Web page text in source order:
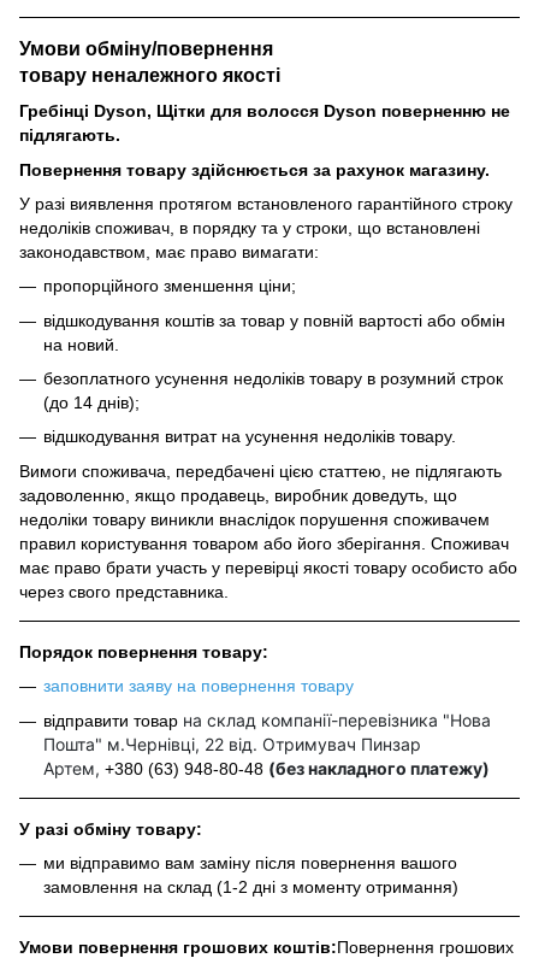
Умови обміну/повернення
товару неналежного якості
Гребінці Dyson, Щітки для волосся Dyson поверненню не
підлягають.
Повернення товару здійснюється за рахунок магазину.
У разі виявлення протягом встановленого гарантійного строку
недоліків споживач, в порядку та у строки, що встановлені
законодавством, має право вимагати:
пропорційного зменшення ціни;
відшкодування коштів за товар у повній вартості або обмін
на новий.
безоплатного усунення недоліків товару в розумний строк
(до 14 днів);
відшкодування витрат на усунення недоліків товару.
Вимоги споживача, передбачені цією статтею, не підлягають
задоволенню, якщо продавець, виробник доведуть, що
недоліки товару виникли внаслідок порушення споживачем
правил користування товаром або його зберігання. Споживач
має право брати участь у перевірці якості товару особисто або
через свого представника.
Порядок повернення товару:
заповнити заяву на повернення товару
відправити товар на склад компанії-перевізника "Нова
Пошта" м.Чернівці, 22 від. Отримувач Пинзар
Артем, +380 (63) 948-80-48 (без накладного платежу)
У разі обміну товару:
ми відправимо вам заміну після повернення вашого
замовлення на склад (1-2 дні з моменту отримання)
Умови повернення грошових коштів:Повернення грошових